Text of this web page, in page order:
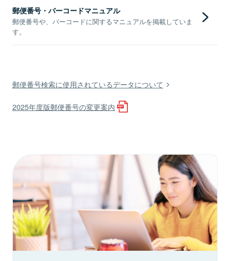
郵便番号・バーコードマニュアル
郵便番号や、バーコードに関するマニュアルを掲載していま
す。
郵便番号検索に使用されているデータについて
2025年度版郵便番号の変更案内